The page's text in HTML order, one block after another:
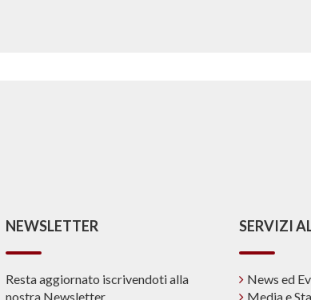
NEWSLETTER
Resta aggiornato iscrivendoti alla
nostra Newsletter
SERVIZI
News ed
Media e